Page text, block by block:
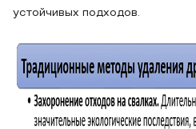
устойчивых подходов.